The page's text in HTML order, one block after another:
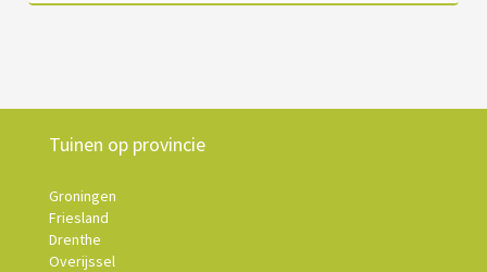
Tuinen op provincie
Groningen
Friesland
Drenthe
Overijssel